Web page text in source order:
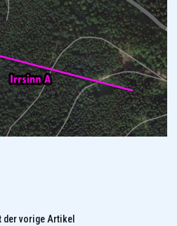
der vorige Artikel